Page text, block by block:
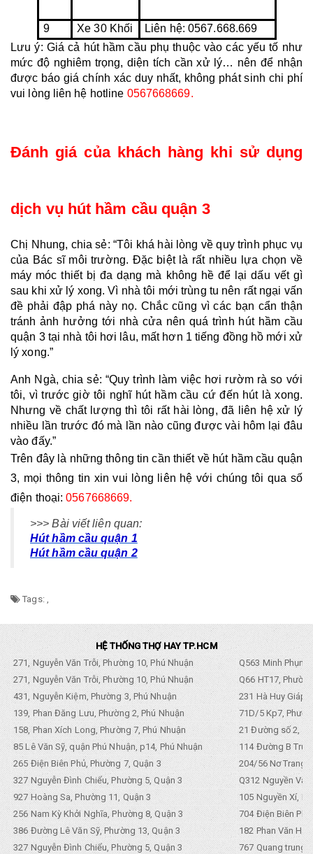
9 Xe 30 Khối
Liên hệ: 0567.668.669
Lưu ý: Giá cả hút hầm cầu phụ thuộc vào các yếu tố như
mức độ nghiêm trọng, diện tích cần xử lý… nên để nhận
được báo giá chính xác duy nhất, không phát sinh chi phí
vui lòng liên hệ hotline 0567668669.
Đánh giá của khách hàng khi sử dụng
dịch vụ hút hầm cầu quận 3
Chị Nhung, chia sẻ: “Tôi khá hài lòng về quy trình phục vụ
của Bác sĩ môi trường. Đặc biệt là rất nhiều lựa chọn về
máy móc thiết bị đa dạng mà không hề để lại dấu vết gì
sau khi xử lý xong. Vì nhà tôi mới trùng tu nên rất ngại vấn
đề phải đập phá này nọ. Chắc cũng vì các bạn cẩn thận
tránh ảnh hưởng tới nhà cửa nên quá trình hút hầm cầu
quận 3 tại nhà tôi hơi lâu, mất hơn 1 tiếng đồng hồ mới xử
lý xong.”
Anh Ngà, chia sẻ: “Quy trình làm việc hơi rườm rà so với
tôi, vì trước giờ tôi nghĩ hút hầm cầu cứ đến hút là xong.
Nhưng về chất lượng thì tôi rất hài lòng, đã liên hệ xử lý
nhiều lần trước đó mà lần nào cũng được vài hôm lại đâu
vào đấy.”
Trên đây là những thông tin cần thiết về hút hầm cầu quận
3, mọi thông tin xin vui lòng liên hệ với chúng tôi qua số
điện thoại: 0567668669.
>>> Bài viết liên quan:
Hút hầm cầu quận 1
Hút hầm cầu quận 2
Tags: ,
HỆ THỐNG THỢ HAY TP.HCM
271, Nguyễn Văn Trỗi, Phường 10, Phú Nhuận
Q563 Minh
271, Nguyễn Văn Trỗi, Phường 10, Phú Nhuận
Q66 HT17,
431, Nguyễn Kiệm, Phường 3, Phú Nhuận
231 Hà Huy Giáp,
139, Phan Đăng Lưu, Phường 2, Phú Nhuận
71D/5 Kp7,
158, Phan Xích Long, Phường 7, Phú Nhuận
21 Đường số 2,
85 Lê Văn Sỹ, quận Phú Nhuận, p14, Phú Nhuận
114 Đường B
265 Điện Biên Phủ, Phường 7, Quận 3
204/56 Nơ Trang
327 Nguyễn Đình Chiểu, Phường 5, Quận 3
Q312 Nguyền
927 Hoàng Sa, Phường 11, Quận 3
105 Nguyền Xí,
256 Nam Kỳ Khởi Nghĩa, Phường 8, Quận 3
704 Điện Biên
386 Đường Lê Văn Sỹ, Phường 13, Quận 3
182 Phan Văn
327 Nguyễn Đình Chiểu, Phường 5, Quận 3
767 Quang trung,